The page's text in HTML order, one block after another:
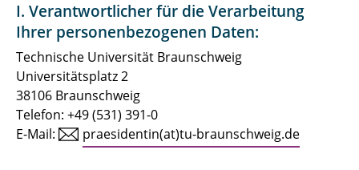
Management
Datenschutzerklärung für Bewerberinnen
und Bewerber
Datenschutzerklärung für Gewinnspiel CHE-
Studierendenbefragung
I. Verantwortlicher für die Verarbeitung
Ihrer personenbezogenen Daten:
Technische Universität Braunschweig
Universitätsplatz 2
38106 Braunschweig
Telefon: +49 (531) 391-0
E-Mail:
praesidentin(at)tu-braunschweig.de